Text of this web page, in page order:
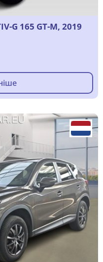
G 165 GT-M, 2019